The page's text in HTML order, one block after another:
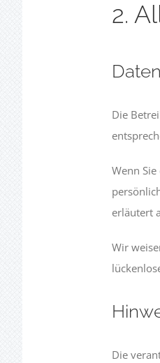
2.
Die
Wenn
erläutert
Wir
Die